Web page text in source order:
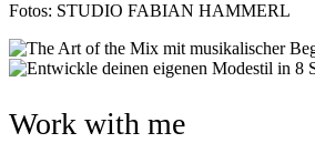
Fotos: STUDIO FABIAN HAMMERL
Work with me